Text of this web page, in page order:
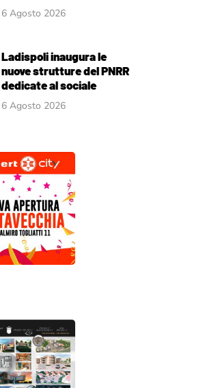
6 Agosto 2026
Ladispoli inaugura le
nuove strutture del PNRR
dedicate al sociale
6 Agosto 2026